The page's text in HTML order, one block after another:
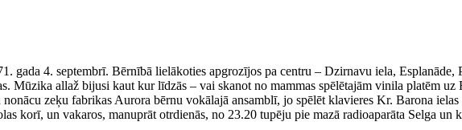
gada 4. septembrī. Bērnībā lielākoties apgrozījos pa centru – Dzirnavu iela,
Mūzika allaž bijusi kaut kur līdzās – vai skanot no mammas spēlētajām vinila platēm
zeķu fabrikas Aurora bērnu vokālajā ansamblī, jo spēlēt klavieres Kr. Barona
korī, un vakaros, manuprāt otrdienās, no 23.20 tupēju pie mazā radioaparāta Selga